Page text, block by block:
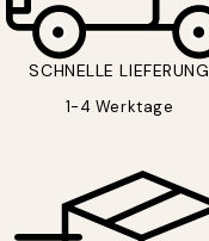
SCHNELLE LIEFERUNG
1-4 Werktage